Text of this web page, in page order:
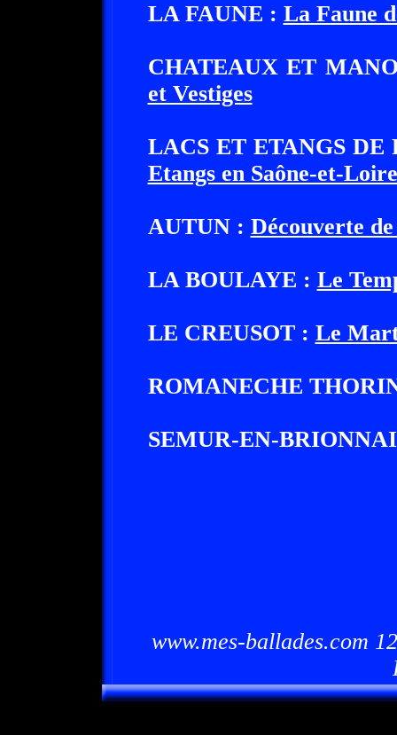
LA FAUNE : La Faune
CHATEAUX ET
et Vestiges
LACS ET ETANGS
Etangs en Saône-et-Loire
AUTUN : Découverte
LA BOULAYE : Le
LE CREUSOT : Le
ROMANECHE
SEMUR-EN-
www.mes-ballades.com